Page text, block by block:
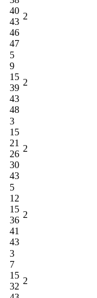
40
43
46
47
2
5
9
15
39
43
48
2
3
15
21
26
30
43
2
5
12
15
36
41
43
2
3
7
15
32
2